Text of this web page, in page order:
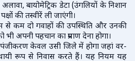
बायोमेट्रिक डेटा (उंगलियों के निशान
की तस्वीरें ली जाएंगी।
कम दो गवाहों की उपस्थिति और उनकी
भी अपनी पहचान का प्रमाण देना होगा।
केवल उसी जिले में होगा जहां वर-
रूप से निवास करते हैं। यह नियम यह